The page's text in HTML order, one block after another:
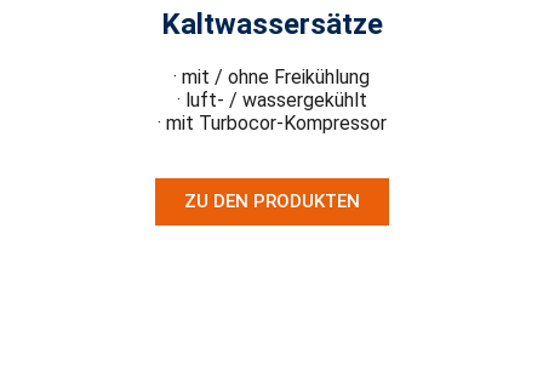
Kaltwassersätze
· mit / ohne Freikühlung
· luft- / wassergekühlt
· mit Turbocor-Kompressor
ZU DEN PRODUKTEN